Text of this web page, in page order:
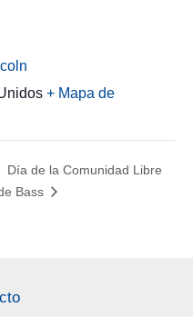
+ Mapa de
Día de la Comunidad Libre
Bass